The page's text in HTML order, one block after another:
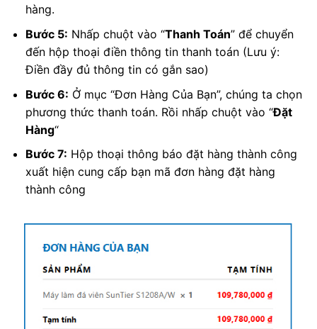
hàng.
Bước 5: Nhấp chuột vào “Thanh Toán” để chuyển
đến hộp thoại điền thông tin thanh toán (Lưu ý:
Điền đầy đủ thông tin có gắn sao)
Bước 6: Ở mục “Đơn Hàng Của Bạn”, chúng ta chọn
phương thức thanh toán. Rồi nhấp chuột vào “Đặt
Hàng“
Bước 7: Hộp thoại thông báo đặt hàng thành công
xuất hiện cung cấp bạn mã đơn hàng đặt hàng
thành công